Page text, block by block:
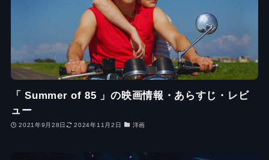
「 Summer of 85 」の映画情報・あらすじ・レビ
ュー
2021年9月28日 2024年11月2日 洋画